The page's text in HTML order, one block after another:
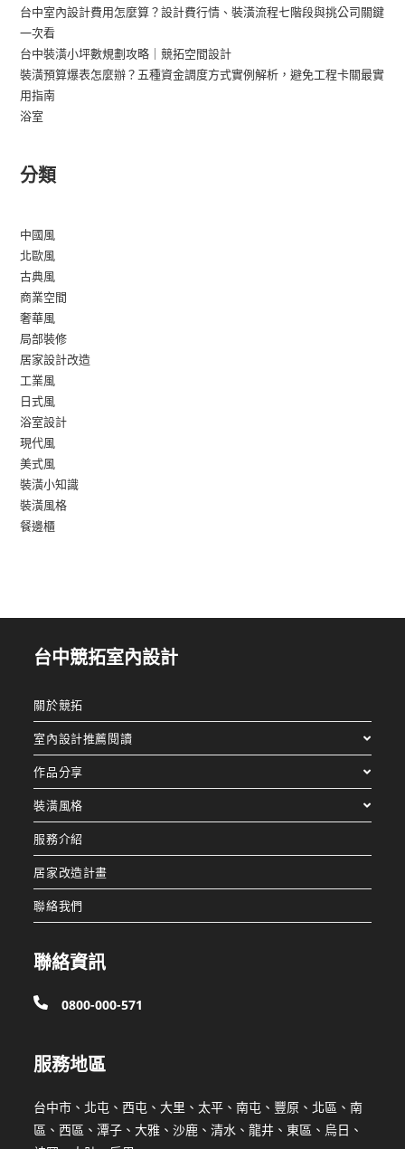
台中室內設計費用怎麼算？設計費行情、裝潢流程七階段與挑公司關鍵
一次看
台中裝潢小坪數規劃攻略｜競拓空間設計
裝潢預算爆表怎麼辦？五種資金調度方式實例解析，避免工程卡關最實
用指南
浴室
分類
中國風
北歐風
古典風
商業空間
奢華風
局部裝修
居家設計改造
工業風
日式風
浴室設計
現代風
美式風
裝潢小知識
裝潢風格
餐邊櫃
台中競拓室內設計
關於競拓
室內設計推薦閱讀
作品分享
裝潢風格
服務介紹
居家改造計畫
聯絡我們
聯絡資訊
0800-000-571
服務地區
台中市、北屯、西屯、大里、太平、南屯、豐原、北區、南
區、西區、潭子、大雅、沙鹿、清水、龍井、東區、烏日、